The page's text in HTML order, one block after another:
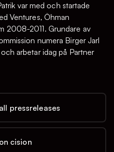
var med och startade
Ventures, Öhman
2008-2011. Grundare av
numera Birger Jarl
arbetar idag på Partner
pressreleases
cision